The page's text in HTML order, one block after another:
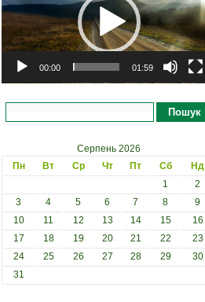
00:00 01:59
Пошук
Серпень 2026
Пн
Вт Ср Чт Пт Сб
Нд
1
2
3
4 5 6 7 8
9
10
11 12 13 14 15
16
17
18 19 20 21 22
23
24
25 26 27 28 29
30
31